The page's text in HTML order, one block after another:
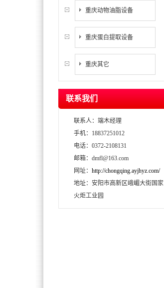
重庆动物油脂设备
重庆蛋白提取设备
重庆其它
联系我们
联系人：端木经理
手机：18837251012
电话：0372-2108131
邮箱：dmfl@163.com
网址： http://chongqing.ayjhyz.com/
地址：安阳市高新区峨嵋大街国家
火炬工业园